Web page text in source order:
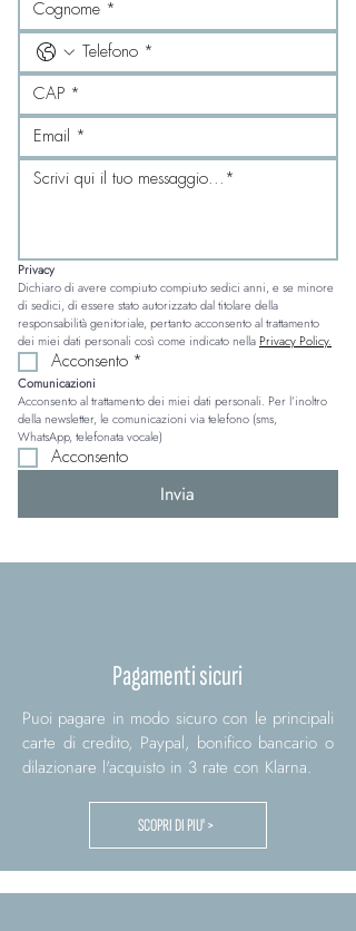
Privacy
Dichiaro di avere compiuto compiuto sedici anni, e se minore
di sedici, di essere stato autorizzato dal titolare della
responsabilità genitoriale, pertanto acconsento al trattamento
dei miei dati personali così come indicato nella Privacy Policy.
Acconsento *
Comunicazioni
Acconsento al trattamento dei miei dati personali. Per l’inoltro
della newsletter, le comunicazioni via telefono (sms,
WhatsApp, telefonata vocale)
Acconsento
Invia
Pagamenti sicuri
Puoi pagare in modo sicuro con le principali
carte di credito, Paypal, bonifico bancario o
dilazionare l'acquisto in 3 rate con Klarna.
SCOPRI DI PIU' >